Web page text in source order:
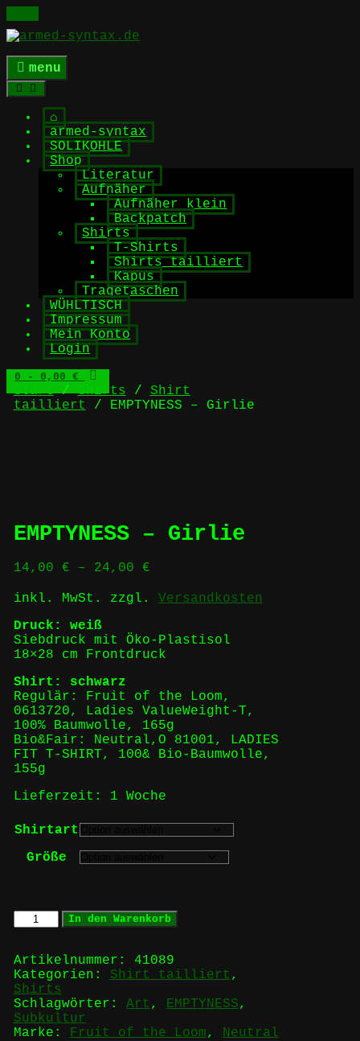
Skip
to
content
menu
⌂
armed-syntax
SOLIKOHLE
Shop
Literatur
Aufnäher
Aufnäher klein
Backpatch
Shirts
T-Shirts
Shirts tailliert
Kapus
Tragetaschen
WÜHLTISCH
Impressum
Mein Konto
Login
0 - 0,00 €
Start/Shirts / Shirt
tailliert / EMPTYNESS – Girlie
EMPTYNESS – Girlie
14,00 € – 24,00 €
inkl. MwSt. zzgl. Versandkosten
Druck: weiß
Siebdruck mit Öko-Plastisol
18×28 cm Frontdruck
Shirt: schwarz
Regulär: Fruit of the Loom,
0613720, Ladies ValueWeight-T,
100% Baumwolle, 165g
Bio&Fair: Neutral,O 81001, LADIES
FIT T-SHIRT, 100& Bio-Baumwolle,
155g
Lieferzeit: 1 Woche
Shirtart
Größe
EMPTYNESS
-
Menge
In den Warenkorb
Artikelnummer: 41089
Kategorien: Shirt tailliert ,
Shirts
Schlagwörter: Art , EMPTYNESS,
Subkultur
Marke: Fruit of the Loom, Neutral